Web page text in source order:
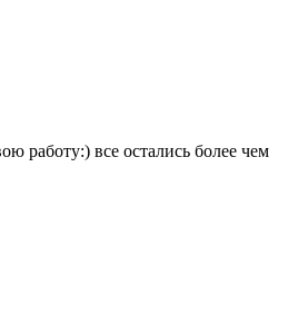
работу:) все остались более чем